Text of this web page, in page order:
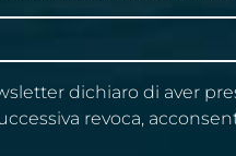
dichiaro di aver
revoca,